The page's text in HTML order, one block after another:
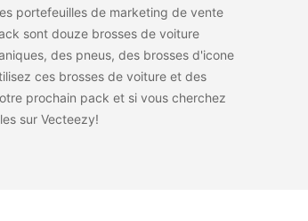
portefeuilles de marketing de vente
sont douze brosses de voiture
des pneus, des brosses d'icone
ces brosses de voiture et des
prochain pack et si vous cherchez
sur Vecteezy!